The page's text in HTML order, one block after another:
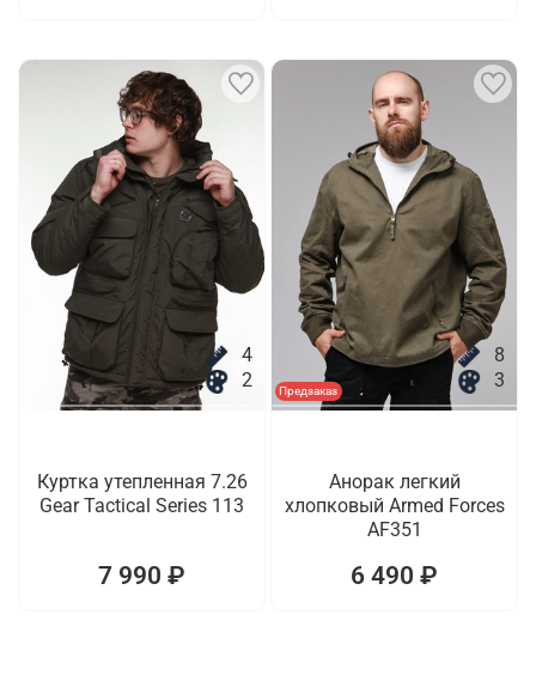
4
2
Куртка утепленная 7.26
Gear Tactical Series 113
7 990 ₽
Предзаказ
8
3
Анорак легкий
хлопковый Armed Forces
AF351
6 490 ₽